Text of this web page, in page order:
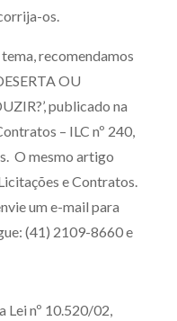
os.
recomendamos
OU
publicado na
– ILC nº 240,
O mesmo artigo
e Contratos.
um e-mail para
(41) 2109-8660 e
Lei nº 10.520/02,